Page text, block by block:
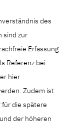
des
sind zur
Erfassung
Referenz bei
hier
Zudem ist
die spätere
der höheren